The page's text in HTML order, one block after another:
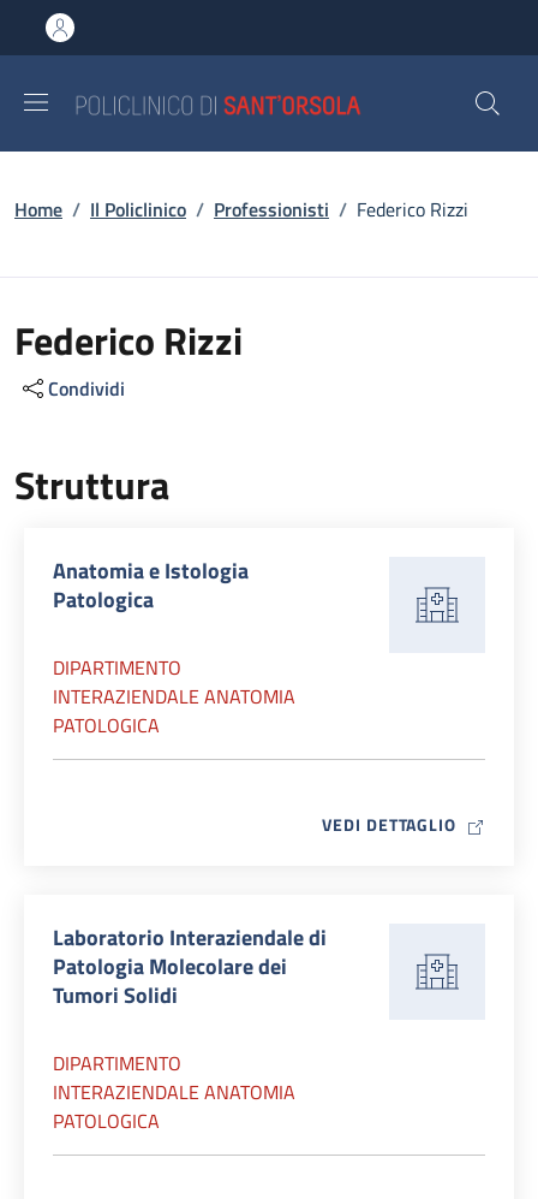
al contenuto principale
to footer content
Briciole di pane
Home / Il Policlinico / Professionisti / Federico Rizzi
Federico Rizzi
Condividi
Struttura
Anatomia e Istologia
Patologica
DIPARTIMENTO
INTERAZIENDALE ANATOMIA
PATOLOGICA
VEDI DETTAGLIO MAP ICON
Laboratorio Interaziendale di
Patologia Molecolare dei
Tumori Solidi
DIPARTIMENTO
INTERAZIENDALE ANATOMIA
PATOLOGICA